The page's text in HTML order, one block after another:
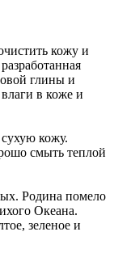
кожу и
глины и
в коже и
кожу.
смыть теплой
Родина помело
Океана.
зеленое и